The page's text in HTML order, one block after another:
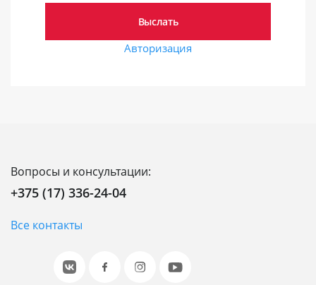
Авторизация
Вопросы и консультации:
+375 (17) 336-24-04
Все контакты